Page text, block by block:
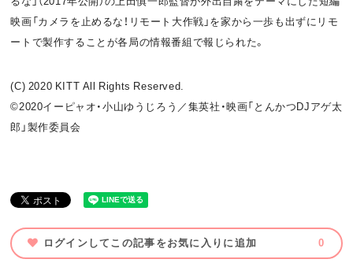
映画「カメラを止めるな！リモート大作戦」を家から一歩も出ずにリモ
ートで製作することが各局の情報番組で報じられた。
(C) 2020 KITT All Rights Reserved.
©2020イーピャオ・小山ゆうじろう／集英社・映画「とんかつDJアゲ太
郎」製作委員会
ログインしてこの記事をお気に入りに追加 0